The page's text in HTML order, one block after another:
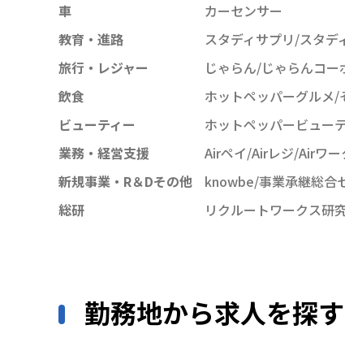
車
カーセンサー
教育・進路
スタディサプリ/スタ
旅行・レジャー
じゃらん/じゃらんコ
飲食
ホットペッパーグルメ/
ビューティー
ホットペッパービュー
業務・経営支援
Airペイ/Airレジ/Airワ
新規事業・R＆Dその他
knowbe/事業承継総合
総研
リクルートワークス研
勤務地から求人を探す